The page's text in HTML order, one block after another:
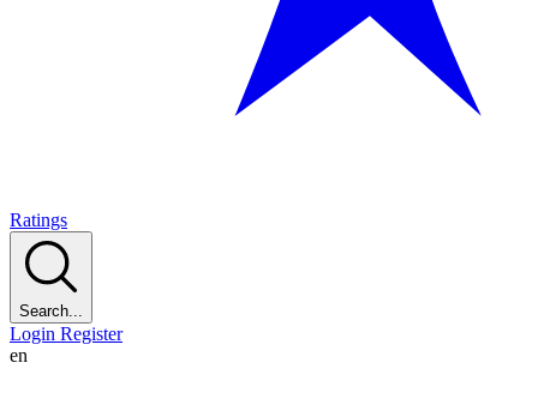
Ratings
Search...
Login Register
en